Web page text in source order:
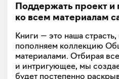
Поддержать проект и
ко всем материалам
Книги — это наша
пополняем коллекцию
материалами. Отбирая
и интригующее, мы
будет постепенно